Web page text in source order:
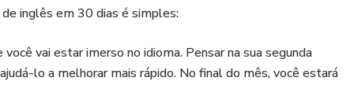
inglês em 30 dias é simples:
vai estar imerso no idioma. Pensar na sua segunda
lo a melhorar mais rápido. No final do mês, você estará